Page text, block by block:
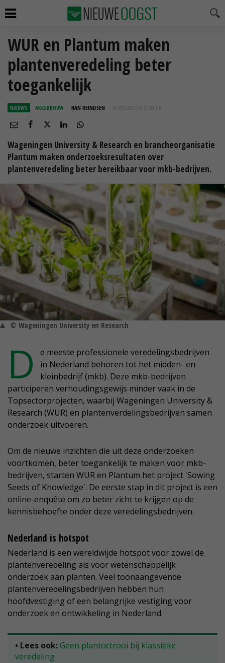
WUR en Plantum maken
plantenveredeling beter
toegankelijk
NIEUWS AKKERBOUW HAN REINDSEN 25 NOV 2020 OM 13:08
Wageningen University & Research en brancheorganisatie
Plantum maken onderzoeksresultaten over
plantenveredeling beter bereikbaar voor mkb-bedrijven.
© Wageningen University en Research
D
e meeste professionele veredelingsbedrijven
in Nederland behoren tot het midden- en
kleinbedrijf (mkb). Deze mkb-bedrijven
participeren verhoudingsgewijs minder vaak in de
Topsectorprojecten, waarbij Wageningen University &
Research (WUR) en plantenverdelingsbedrijven samen
onderzoek uitvoeren.
Om de nieuwe inzichten die uit deze onderzoeken
voortkomen, beter toegankelijk te maken voor mkb-
bedrijven, starten WUR en Plantum het project 'Sowing
Seeds of Knowledge'. De eerste stap in dit project is een
online-enquête om zo beter zicht te krijgen op de
kennisbehoefte onder deze veredelingsbedrijven.
Nederland is hotspot
Nederland is een wereldwijde hotspot voor zowel de
plantenveredeling als voor wetenschappelijk
onderzoek aan planten. Veel toonaangevende
plantenveredelingsbedrijven hebben hun
hoofdvestiging of een belangrijke vestiging voor
onderzoek en ontwikkeling in Nederland.
• Lees ook: Geen plantoctrooi bij klassieke
veredeling